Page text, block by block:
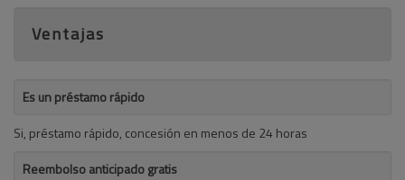
Ventajas
Es un préstamo rápido
Si, préstamo rápido, concesión en menos de 24 horas
Reembolso anticipado gratis